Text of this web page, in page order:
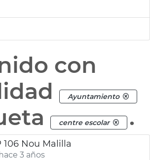
con
Ayuntamiento
centre escolar .
106 Nou Malilla
3 años